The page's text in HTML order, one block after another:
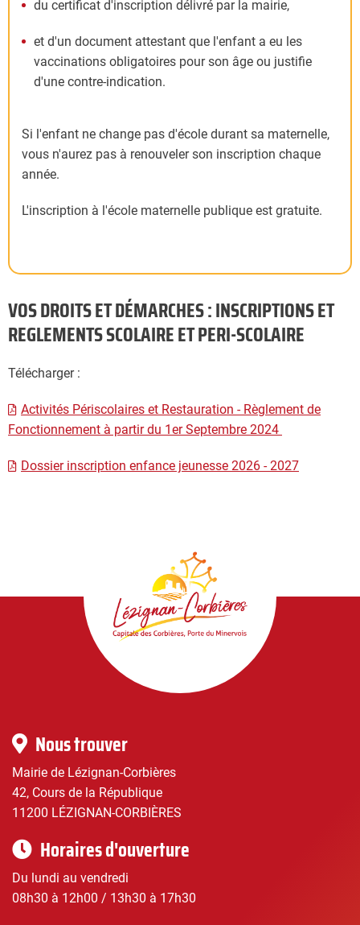
du certificat d'inscription délivré par la mairie,
et d'un document attestant que l'enfant a eu les
vaccinations obligatoires pour son âge ou justifie
d'une contre-indication.
Si l'enfant ne change pas d'école durant sa maternelle,
vous n'aurez pas à renouveler son inscription chaque
année.
L'inscription à l'école maternelle publique est gratuite.
VOS DROITS ET DÉMARCHES : INSCRIPTIONS ET
REGLEMENTS SCOLAIRE ET PERI-SCOLAIRE
Télécharger :
Activités Périscolaires et Restauration - Règlement de
Fonctionnement à partir du 1er Septembre 2024
Dossier inscription enfance jeunesse 2026 - 2027
Lézignan-
Infos
pratiques
Nous trouver
Mairie de Lézignan-Corbières
42, Cours de la République
11200 LÉZIGNAN-CORBIÈRES
Horaires d'ouverture
Du lundi au vendredi
08h30 à 12h00 / 13h30 à 17h30